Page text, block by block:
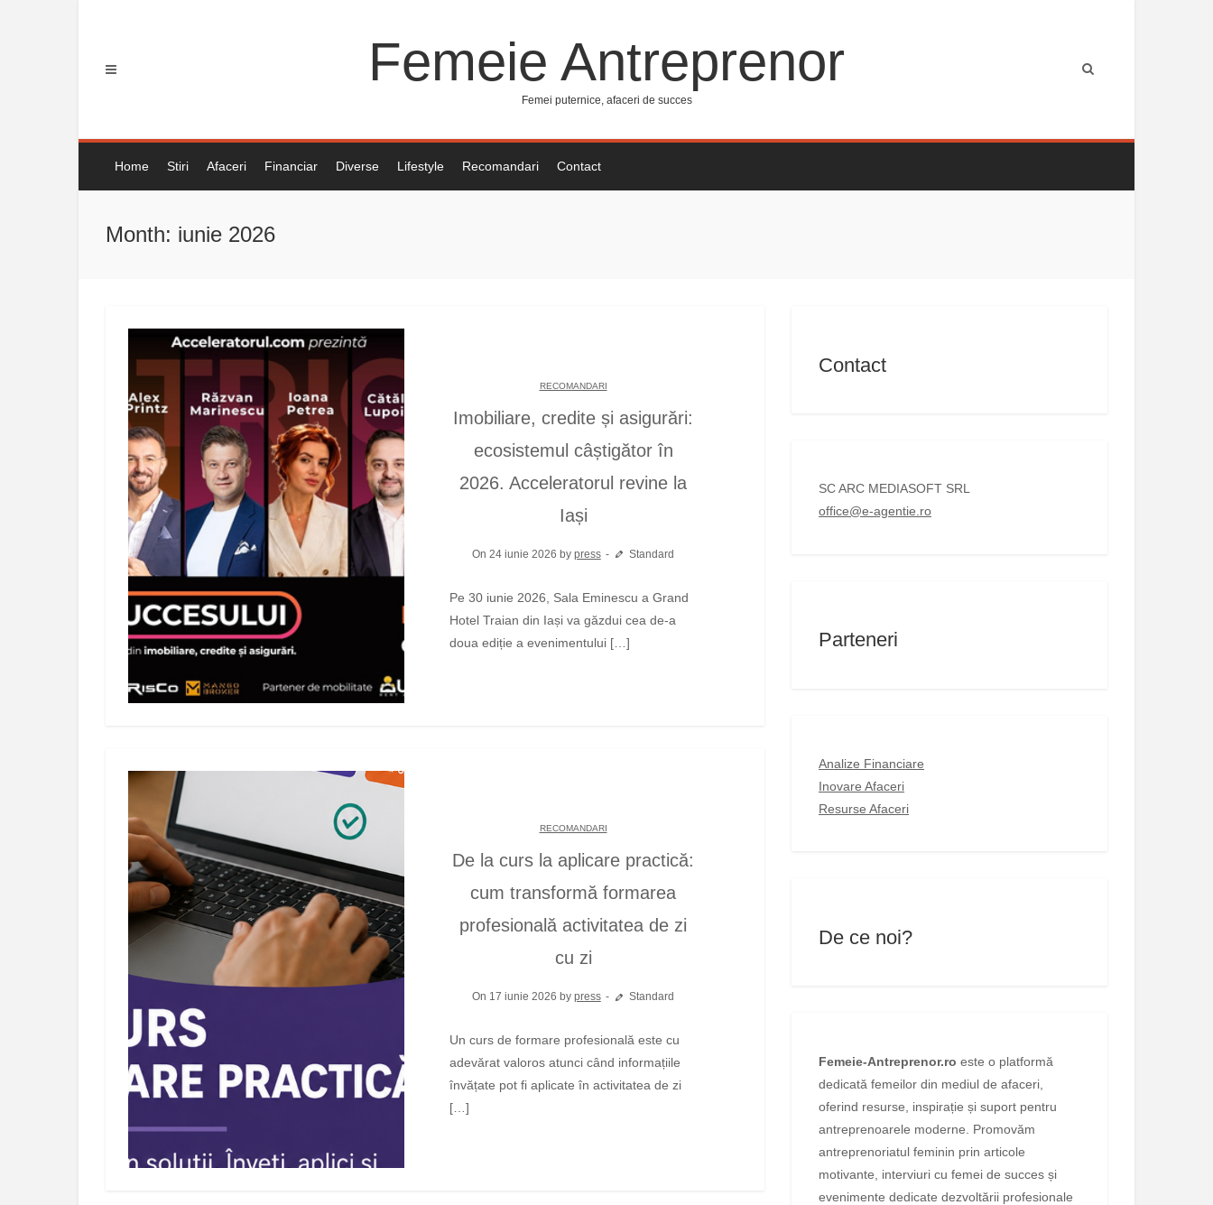
Femeie Antreprenor
Femei puternice, afaceri de succes
Home Stiri Afaceri Financiar Diverse Lifestyle Recomandari Contact
Month: iunie 2026
RECOMANDARI
Imobiliare, credite și asigurări:
ecosistemul câștigător în
2026. Acceleratorul revine la
Iași
On 24 iunie 2026 by press Standard
Pe 30 iunie 2026, Sala Eminescu a Grand
Hotel Traian din Iași va găzdui cea de-a
doua ediție a evenimentului […]
RECOMANDARI
De la curs la aplicare practică:
cum transformă formarea
profesională activitatea de zi
cu zi
On 17 iunie 2026 by press Standard
Un curs de formare profesională este cu
adevărat valoros atunci când informațiile
învățate pot fi aplicate în activitatea de zi
[…]
Contact
SC ARC MEDIASOFT SRL
office@e-agentie.ro
Parteneri
Analize Financiare
Inovare Afaceri
Resurse Afaceri
De ce noi?
Femeie-Antreprenor.ro este o platformă
dedicată femeilor din mediul de afaceri,
oferind resurse, inspirație și suport pentru
antreprenoarele moderne. Promovăm
antreprenoriatul feminin prin articole
motivante, interviuri cu femei de succes și
evenimente dedicate dezvoltării profesionale